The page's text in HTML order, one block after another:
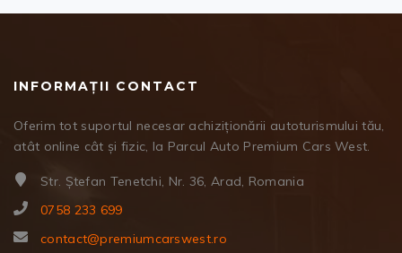
INFORMAȚII CONTACT
Oferim tot suportul necesar achiziționării autoturismului tău,
atât online cât și fizic, la Parcul Auto Premium Cars West.
Str. Ștefan Tenetchi, Nr. 36, Arad, Romania
0758 233 699
contact@premiumcarswest.ro